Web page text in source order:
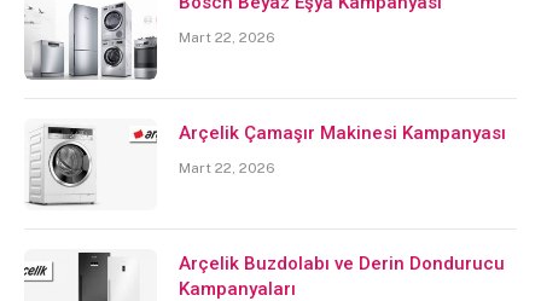
Mart 22, 2026
Arçelik Çamaşır Makinesi Kampanyası
Mart 22, 2026
Arçelik Buzdolabı ve Derin Dondurucu
Kampanyaları